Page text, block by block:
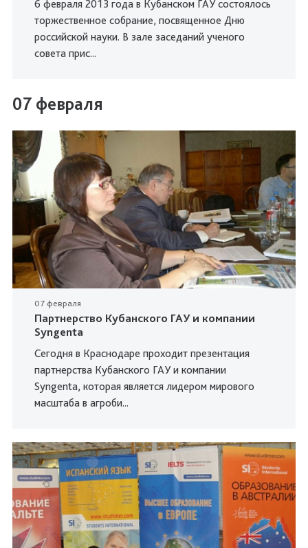
6 февраля 2013 года в Кубанском ГАУ состоялось
торжественное собрание, посвященное Дню
российской науки. В зале заседаний ученого
совета прис...
07 февраля
07 февраля
Партнерство Кубанского ГАУ и компании
Syngenta
Сегодня в Краснодаре проходит презентация
партнерства Кубанского ГАУ и компании
Syngenta, которая является лидером мирового
масштаба в агроби...